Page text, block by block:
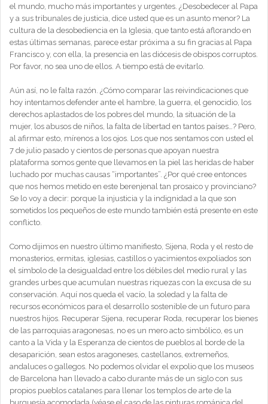
el mundo, mucho más importantes y urgentes. ¿Desobedecer al Papa
y a sus tribunales de justicia, dice usted que es un asunto menor? La
cultura de la desobediencia en la Iglesia, que tanto está aflorando en
estas últimas semanas, parece estar próxima a su fin gracias al Papa
Francisco y, con ella, la presencia en las diócesis de obispos corruptos.
Por favor, no sea uno de ellos. A tiempo está de evitarlo.
Aún así, no le falta razón. ¿Cómo comparar las reivindicaciones que
hoy intentamos defender ante el hambre, la guerra, el genocidio, los
derechos aplastados de los pobres del mundo, la situación de la
mujer, los abusos de niños, la falta de libertad en tantos países…? Pero,
al afirmar esto, mírenos a los ojos. Los que nos sentamos con usted el
7 de julio pasado y cientos de personas que apoyan nuestra
plataforma somos gente que llevamos en la piel las heridas de haber
luchado por muchas causas “importantes”. ¿Por qué cree entonces
que nos hemos metido en este berenjenal tan prosaico y provinciano?
Se lo voy a decir: porque la injusticia y la indignidad a la que son
sometidos los pequeños de este mundo también está presente en este
conflicto.
Como dijimos en nuestro último manifiesto, Sijena, Roda y el resto de
monasterios, ermitas, iglesias, castillos o yacimientos expoliados son
el símbolo de la desigualdad entre los débiles del medio rural y las
grandes urbes que acumulan nuestras riquezas con la excusa de su
conservación. Aquí nos queda el vacío, la soledad y la falta de
recursos económicos para el desarrollo sostenible de un futuro para
nuestros hijos. Recuperar Sijena, recuperar Roda, recuperar los bienes
de las parroquias aragonesas, no es un mero acto simbólico, es un
canto a la Vida y la Esperanza de cientos de pueblos al borde de la
desaparición, sean estos aragoneses, castellanos, extremeños,
andaluces o gallegos. No podemos olvidar el expolio que los museos
de Barcelona han llevado a cabo durante más de un siglo con sus
propios pueblos catalanes para llenar los templos de arte de la